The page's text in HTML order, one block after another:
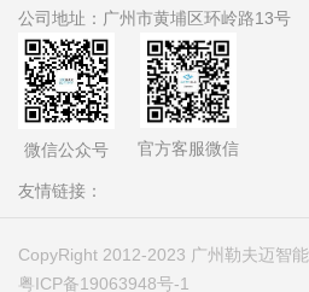
公司地址： 广州市黄埔区环岭路13号
微信公众号 官方客服微信
友情链接：
CopyRight 2012-2023 广州勒夫迈智
粤ICP备19063948号-1